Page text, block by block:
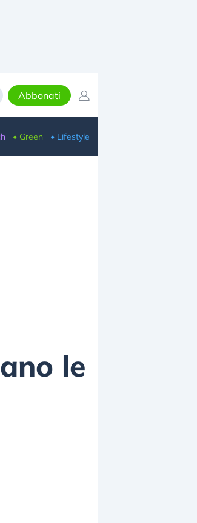
Abbonati
• Green • Lifestyle
le